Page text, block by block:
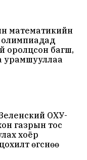
математикийн
олимпиадад
оролцсон багш,
урамшууллаа
ОХУ-
газрын тос
хоёр
өгснөө